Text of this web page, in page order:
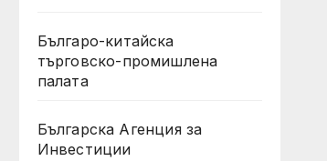
Българо-китайска
търговско-промишлена
палата
Българска Агенция за
Инвестиции